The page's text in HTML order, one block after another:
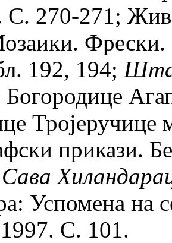
270-271;
192, 194;
Богородице
Троjеручице
прикази.
Сава
Успомена на
С. 101.